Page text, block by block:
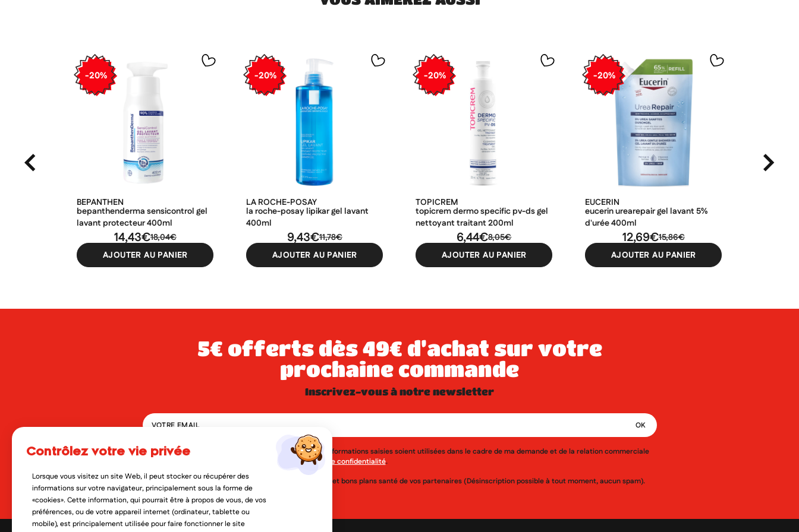
-20%
BEPANTHEN
bepanthenderma sensicontrol gel
lavant protecteur 400ml
18,04€
14,43€
AJOUTER AU PANIER
-20%
LA ROCHE-POSAY
la roche-posay lipikar gel lavant
400ml
11,78€
9,43€
AJOUTER AU PANIER
-20%
TOPICREM
topicrem dermo specific pv-ds gel
nettoyant traitant 200ml
8,05€
6,44€
AJOUTER AU PANIER
-20%
EUCERIN
eucerin urearepair gel lavant 5%
d'urée 400ml
15,86€
12,69€
AJOUTER AU PANIER
5€ offerts dès 49€ d’achat sur votre
prochaine commande
inscrivez-vous à notre newsletter
En soumettant ce formulaire, j'accepte que les informations saisies soient utilisées dans le cadre de ma demande et de la relation commerciale
politique de confidentialité.
Oui, je veux découvrir les nouveautés, réductions et bons plans santé de vos partenaires (Désinscription possible à tout moment, aucun spam).
contrôlez votre vie privée
Lorsque vous visitez un site Web, il peut stocker ou récupérer des
informations sur votre navigateur, principalement sous la forme de
«cookies». Cette information, qui pourrait être à propos de vous, de vos
préférences, ou de votre appareil internet (ordinateur, tablette ou
mobile), est principalement utilisée pour faire fonctionner le site